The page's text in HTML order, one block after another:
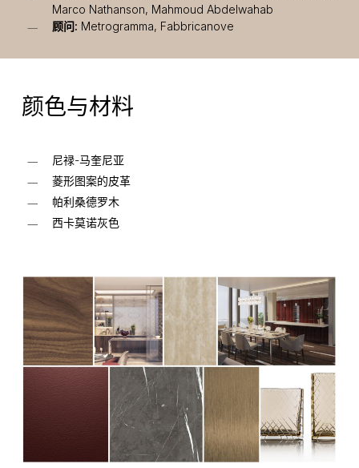
Marco Nathanson, Mahmoud Abdelwahab
顾问: Metrogramma, Fabbricanove
颜色与材料
尼禄-马奎尼亚
菱形图案的皮革
帕利桑德罗木
西卡莫诺灰色